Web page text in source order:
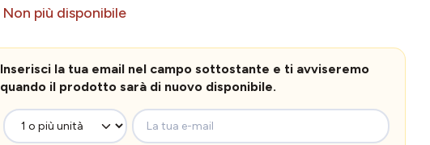
Non più disponibile
Inserisci la tua email nel campo sottostante e ti avviseremo
quando il prodotto sarà di nuovo disponibile.
La tua e-mail